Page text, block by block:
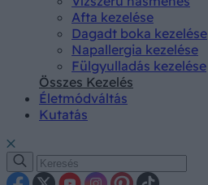
Afta kezelése
Dagadt boka kezelése
Napallergia kezelése
Fülgyulladás kezelése
Összes Kezelés
Életmódváltás
Kutatás